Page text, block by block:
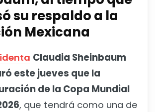
su respaldo a la
Mexicana
Claudia Sheinbaum
este jueves que la
de la Copa Mundial
, que tendrá como una de